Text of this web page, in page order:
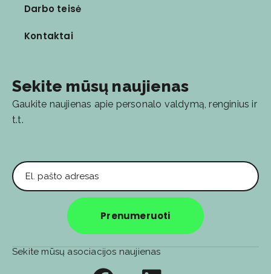
Darbo teisė
Kontaktai
Sekite mūsų naujienas
Gaukite naujienas apie personalo valdymą, renginius ir
t.t.
Prenumeruoti
Sekite mūsų asociacijos naujienas